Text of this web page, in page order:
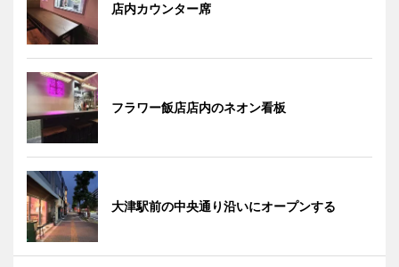
店内カウンター席
フラワー飯店店内のネオン看板
大津駅前の中央通り沿いにオープンする